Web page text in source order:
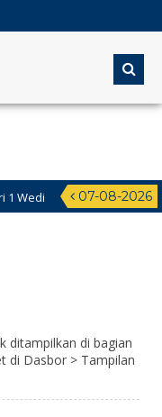
07-08-2026
ditampilkan di bagian
di Dasbor > Tampilan